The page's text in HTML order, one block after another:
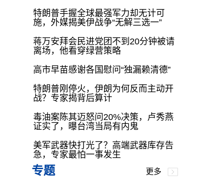
特朗普手握全球最强军力却无计可
施，外媒揭美伊战争“无解三选一”
蒋万安拜会民进党团不到20分钟被请
离场，他看穿绿营策略
高市早苗感谢各国慰问“独漏赖清德”
特朗普刚停火，伊朗为何反而主动开
战？专家揭背后算计
毒油案陈其迈怒问20%决策，卢秀燕
证实了，曝台湾当局有内鬼
美军武器快打光了？高端武器库存告
急，专家最怕一事发生
专题 更多